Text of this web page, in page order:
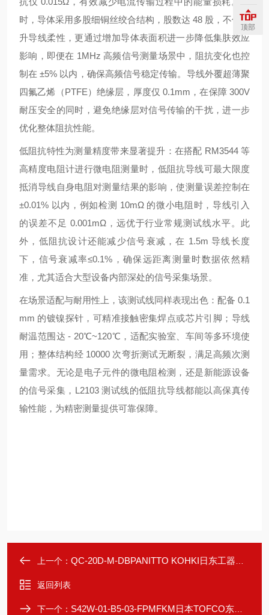
时，导体采用多股细铜丝绞合结构，股数达 48 股，不仅提
升导线柔性，更通过增加导体表面积进一步降低集肤效应
影响，即便在 1MHz 高频信号测量场景中，阻抗变化也控
制在 ±5% 以内，确保高频信号稳定传输。导线外覆超薄聚
四氟乙烯（PTFE）绝缘层，厚度仅 0.1mm，在保障 300V
耐压安全的同时，避免绝缘层对信号传输的干扰，进一步
优化整体阻抗性能。
低阻抗特性为测量精度带来显著提升：在搭配 RM3544 等
高精度电阻计进行微电阻测量时，低阻抗导线可最大限度
抵消导线自身电阻对测量结果的影响，使测量误差控制在
±0.01% 以内，例如检测 10mΩ 的微小电阻时，导线引入
的误差不足 0.001mΩ，远优于行业常规测试线水平。此
外，低阻抗设计还能减少信号衰减，在 1.5m 导线长度
下，信号衰减率≤0.1%，确保远距离测量时数据依然精
准，尤其适合大型设备内部深处的信号采集场景。
在场景适配与耐用性上，该测试线同样表现出色：配备 0.1
mm 的镀镍探针，可精准接触密集焊点或芯片引脚；导线
耐温范围达 - 20℃~120℃，适配实验室、车间等多环境使
用；整体结构经 10000 次弯折测试无断裂，满足高频次测
量需求。无论是电子元件的微电阻检测，还是新能源设备
的信号采集，L2103 测试线的低阻抗导线都能以高保真传
输性能，为精密测量提供可靠保障。
上一个： QC-20D-M-DBPANITTO KOHKI日东工器原装快速接头球面密封
返回列表
下一个： S42W-01-B5-03-FPMFKM日本TOFCO东富科工业适配强耐腐低压流量计
顶部